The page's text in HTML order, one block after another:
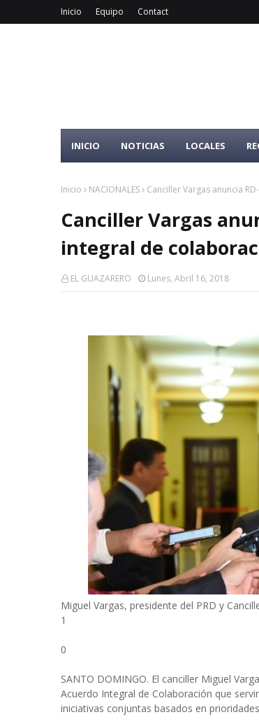
Inicio Equipo Contact
INICIO NOTICIAS LOCALES
Inicio NACIONALES Canciller Vargas anuncia
Canciller Vargas
integral de
EL GUAZARERO Lunes, Abril 16, 2018
Miguel Vargas, presidente del PRD y
1
0
SANTO DOMINGO. El canciller Miguel
Acuerdo Integral de Colaboración que
iniciativas conjuntas basados en